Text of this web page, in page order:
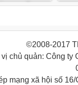
©2008-2017
chủ quản: Công ty
mạng xã hội số